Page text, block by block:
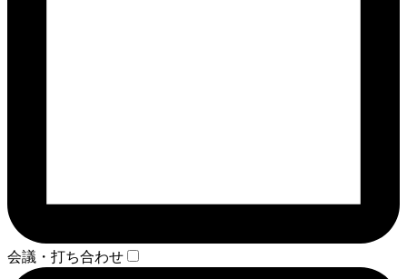
会議・打ち合わせ